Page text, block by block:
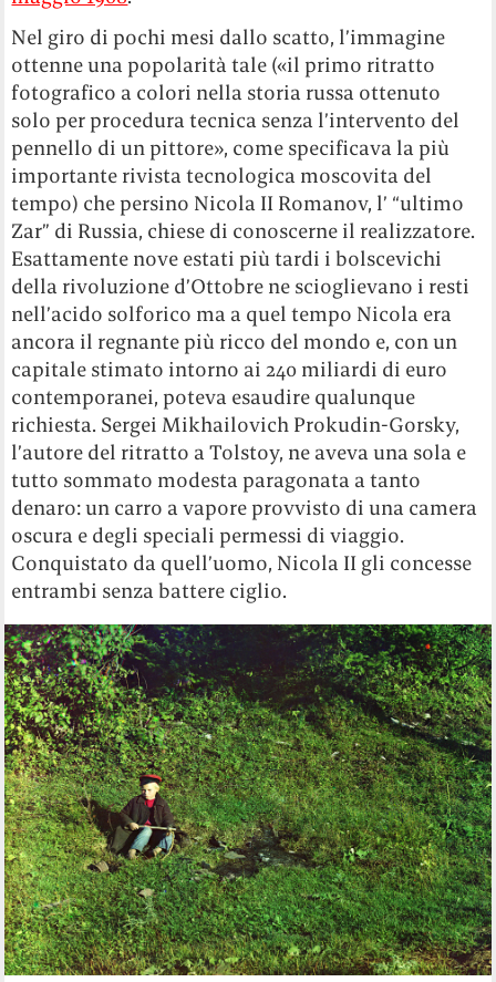
Nel giro di pochi mesi dallo scatto, l’immagine
ottenne una popolarità tale («il primo ritratto
fotografico a colori nella storia russa ottenuto
solo per procedura tecnica senza l’intervento del
pennello di un pittore», come specificava la più
importante rivista tecnologica moscovita del
tempo) che persino Nicola II Romanov, l’ “ultimo
Zar” di Russia, chiese di conoscerne il realizzatore.
Esattamente nove estati più tardi i bolscevichi
della rivoluzione d’Ottobre ne scioglievano i resti
nell’acido solforico ma a quel tempo Nicola era
ancora il regnante più ricco del mondo e, con un
capitale stimato intorno ai 240 miliardi di euro
contemporanei, poteva esaudire qualunque
richiesta. Sergei Mikhailovich Prokudin-Gorsky,
l’autore del ritratto a Tolstoy, ne aveva una sola e
tutto sommato modesta paragonata a tanto
denaro: un carro a vapore provvisto di una camera
oscura e degli speciali permessi di viaggio.
Conquistato da quell’uomo, Nicola II gli concesse
entrambi senza battere ciglio.